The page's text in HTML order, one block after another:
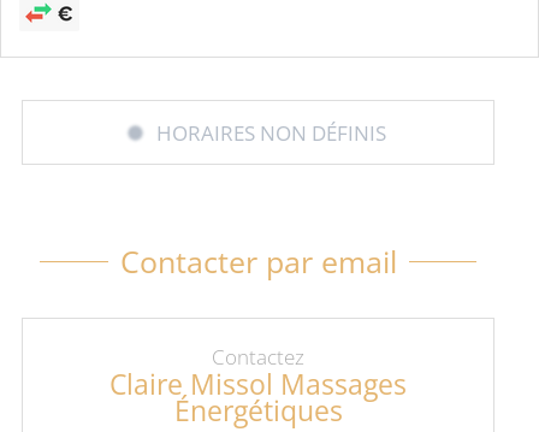
HORAIRES NON DÉFINIS
Contacter par email
Contactez
Claire Missol Massages
Énergétiques